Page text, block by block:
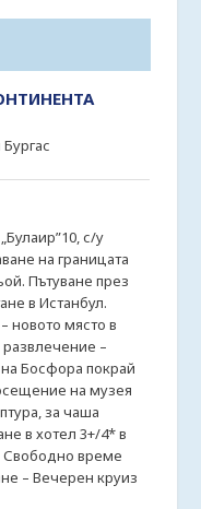
с/у
на границата
Пътуване през
в Истанбул.
новото място в
развлечение –
Босфора покрай
на музея
за чаша
в хотел 3+/4* в
Свободно време
– Вечерен круиз